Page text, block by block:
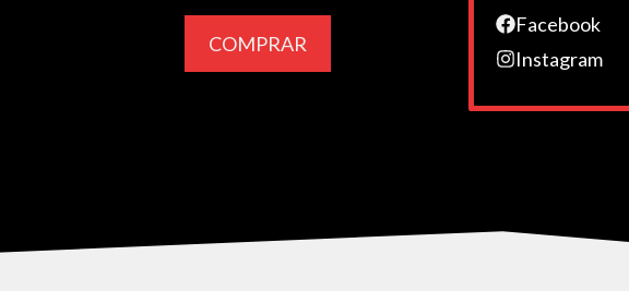
COMPRAR
Facebook
Instagram